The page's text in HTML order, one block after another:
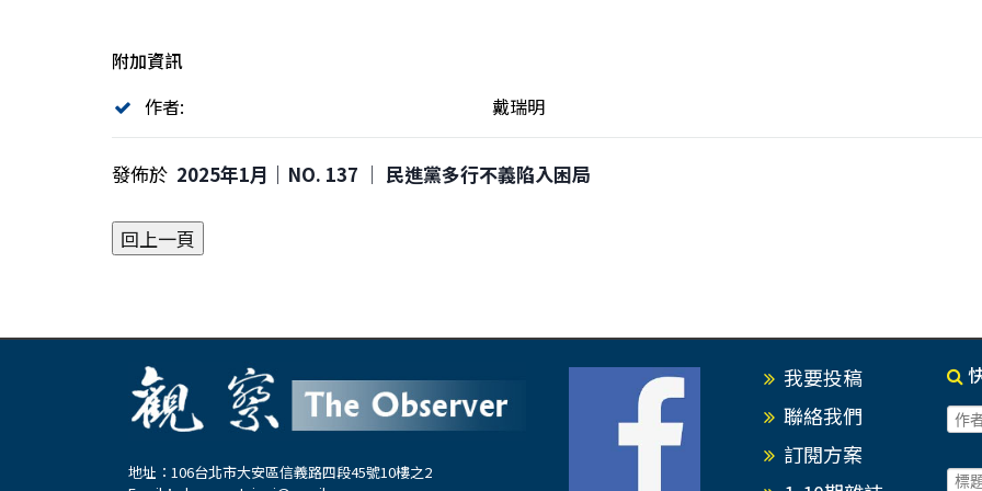
附加資訊
作者:
戴瑞明
發佈於 2025年1月｜NO. 137 │ 民進黨多行不義陷入困局
地址：106台北市大安區信義路四段45號10樓之2
我要投稿
聯絡我們
訂閱方案